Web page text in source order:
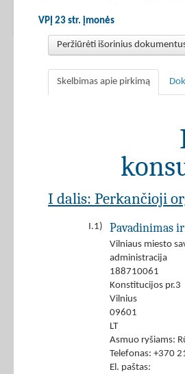
VPĮ 23 str. įmonės
Peržiūrėti išorinius
Skelbimas apie pirkimą
I dalis: Perkančioji
I.1) Pavadinimas
Vilniaus miesto
administracija
188710061
Konstitucijos pr.3
Vilnius
09601
LT
Asmuo ryšiams:
Telefonas: +370
El. paštas: